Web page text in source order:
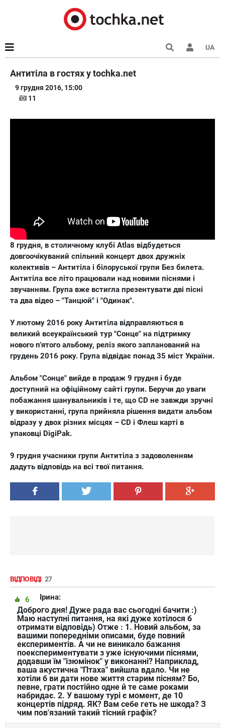
UA
Антитіла в гостях у tochka.net
9 грудня 2016, 15:00
11
8 грудня, в столичному клубі Atlas відбудеться
довгоочікуваний спільний концерт двох дружніх
колективів – Антитіла і білоруської групи Без билета.
Антитіла все літо працювали над новими піснями і
звучанням. Група вже встигла презентувати дві пісні
та два відео – "Танцюй" і "Одинак".
У лютому 2016 року Антитіла відправляються в
великий всеукраїнський тур "Сонце" на підтримку
нового п'ятого альбому, реліз якого запланований на
грудень 2016 року. Група відвідає понад 35 міст України.
Альбом "Сонце" вийде в продаж 9 грудня і буде
доступний на офіційному сайті групи. Беручи до уваги
побажання шанувальників і те, що CD не завжди зручні
у використанні, група прийняла рішення видати альбом
відразу у двох різних місцях – CD і Флеш карті в
упаковці DigiPak.
9 грудня учасники групи Антитіла з задоволенням
дадуть відповідь на всі твої питання.
ВІДПОВІДІ 27
Ірина:
6
Доброго дня! Дуже рада вас сьогодні бачити :)
Маю наступні питання, на які дуже хотілося б
отримати відповідь) Отже : 1. Новий альбом, за
вашими попередніми описами, буде повний
експериментів. А чи не виникало бажання
поекспериментувати з уже існуючими піснями,
додавши їм "ізюмінок" у виконанні? Наприклад,
ваша акустична "Птаха" вийшла вдало. Чи не
хотіли б ви дати нове життя старим пісням? Бо,
певне, грати постійно одне й те саме роками
набридає. 2. У вашому турі є момент, де 10
концертів підряд. ЯК? Вам себе геть не шкода? З
чим пов'язаний такий тісний графік?